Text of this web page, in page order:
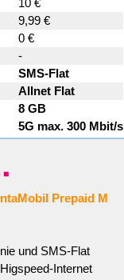
10 €
9,99 €
0 €
-
SMS-Flat
Allnet Flat
8 GB
5G max. 300 Mbit/s
Prepaid M
und SMS-Flat
Internet